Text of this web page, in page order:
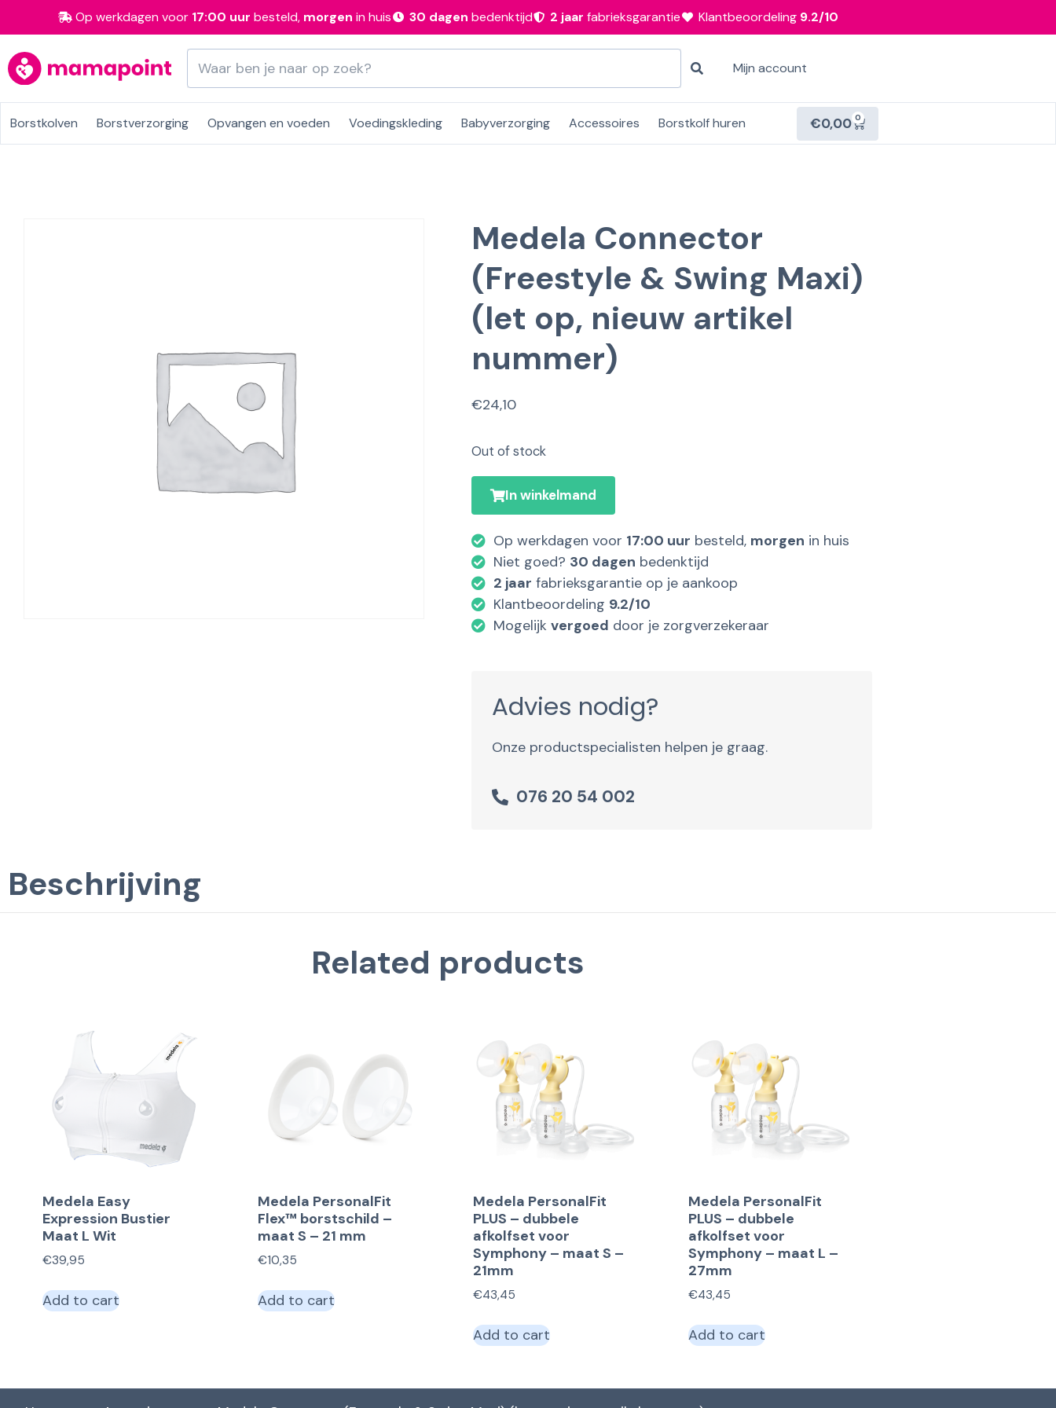
Op werkdagen voor 17:00 uur besteld, morgen in huis 30 dagen bedenktijd 2 jaar fabrieksgarantie Klantbeoordeling 9.2/10
Mijn account
Borstkolven Borstverzorging Opvangen en voeden Voedingskleding Babyverzorging Accessoires Borstkolf huren €0,00 0
Medela Connector
(Freestyle & Swing Maxi)
(let op, nieuw artikel
nummer)
€24,10
Out of stock
In winkelmand
Op werkdagen voor 17:00 uur besteld, morgen in huis
Niet goed? 30 dagen bedenktijd
2 jaar fabrieksgarantie op je aankoop
Klantbeoordeling 9.2/10
Mogelijk vergoed door je zorgverzekeraar
Advies nodig?
Onze productspecialisten helpen je graag.
076 20 54 002
Beschrijving
Related products
Medela Easy
Expression Bustier
Maat L Wit
€39,95
Add to cart
Medela PersonalFit
Flex™ borstschild –
maat S – 21 mm
€10,35
Add to cart
Medela PersonalFit
PLUS – dubbele
afkolfset voor
Symphony – maat S –
21mm
€43,45
Add to cart
Medela PersonalFit
PLUS – dubbele
afkolfset voor
Symphony – maat L –
27mm
€43,45
Add to cart